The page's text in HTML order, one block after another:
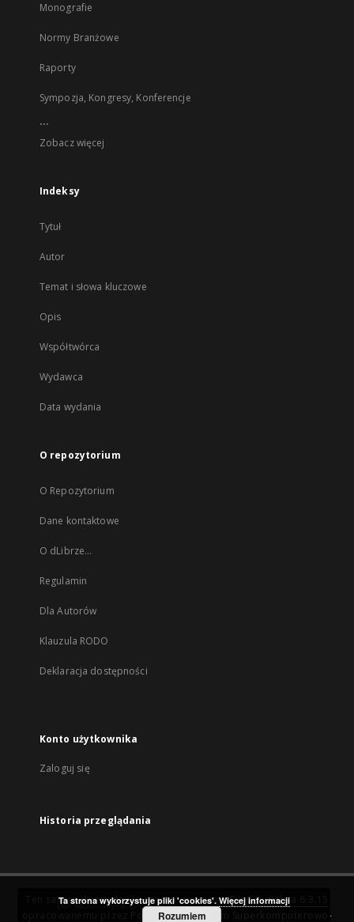
Monografie
Normy Branżowe
Raporty
Sympozja, Kongresy, Konferencje
...
Zobacz więcej
Indeksy
Tytuł
Autor
Temat i słowa kluczowe
Opis
Współtwórca
Wydawca
Data wydania
O repozytorium
O Repozytorium
Dane kontaktowe
O dLibrze...
Regulamin
Dla Autorów
Klauzula RODO
Deklaracja dostępności
Konto użytkownika
Zaloguj się
Historia przeglądania
Ten serwis działa dzięki oprogramowaniuDInGO dLibra 6.3.15
Poznańskie Centrum Superkomputerowo-
Ta strona wykorzystuje pliki 'cookies'. Więcej informacji
Rozumiem